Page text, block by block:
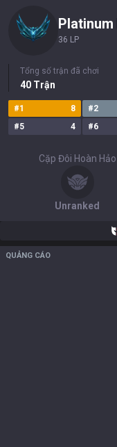
Platinum
36 LP
Tổng số trận đã chơi
40 Trận
#1 8 #2
#5 4 #6
Cặp Đôi Hoàn Hảo
Unranked
QUẢNG CÁO